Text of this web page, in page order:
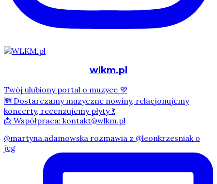
wlkm.pl
Twój ulubiony portal o muzyce 💜
🆕 Dostarczamy muzyczne nowiny, relacjonujemy
koncerty, recenzujemy płyty 💃
📩 Współpraca: kontakt@wlkm.pl
@martyna.adamowska rozmawia z @leonkrzesniak o
jeg